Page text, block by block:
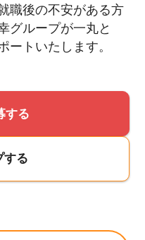
職後の不安がある方
グループが一丸と
ートいたします。
する
する